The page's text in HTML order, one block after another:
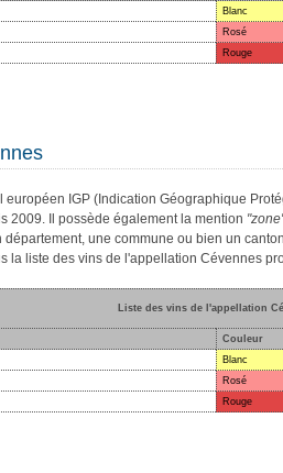
Blanc
Rosé
Rouge
européen IGP (Indication Géographique
2009. Il possède également la mention
une commune ou bien un
la liste des vins de l'appellation Cévennes
Liste des vins de l'appellation
Couleur
Blanc
Rosé
Rouge